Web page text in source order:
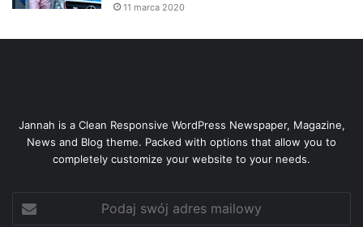
11 marca 2020
Jannah is a Clean Responsive WordPress Newspaper, Magazine,
News and Blog theme. Packed with options that allow you to
completely customize your website to your needs.
swój